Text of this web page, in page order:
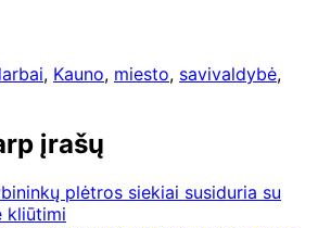
, Kauno, miesto, savivaldybė,
įrašų
plėtros siekiai susiduria su
kliūtimi